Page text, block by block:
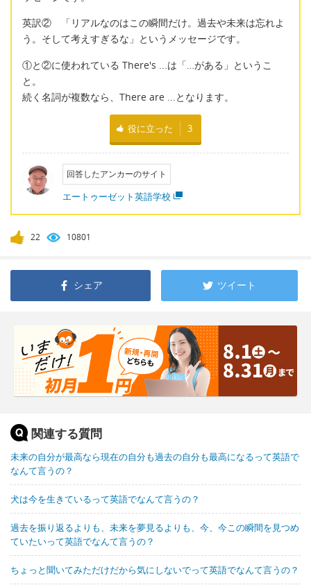
英訳② 「リアルなのはこの瞬間だけ。過去や未来は忘れよ
う。そして考えすぎるな」というメッセージです。
①と②に使われている There's ...は「…がある」というこ
と。
続く名詞が複数なら、There are ...となります。
役に立った 3
回答したアンカーのサイト
エートゥーゼット英語学校
22 10801
シェア ツイート
関連する質問
未来の自分が最高なら現在の自分も過去の自分も最高になるって英語で
なんて言うの？
犬は今を生きているって英語でなんて言うの？
過去を振り返るよりも、未来を夢見るよりも、今、今この瞬間を見つめ
ていたいって英語でなんて言うの？
ちょっと聞いてみただけだから気にしないでって英語でなんて言うの？